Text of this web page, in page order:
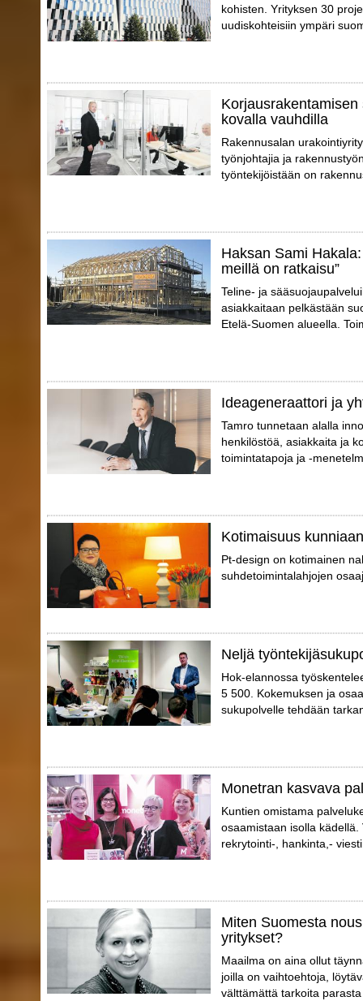
kohisten. Yrityksen 30
uudiskohteisiin ympäri
kovalla vauhdilla
Rakennusalan
työnjohtajia ja
työntekijöistään on
Haksan Sami
meillä on ratkaisu”
Teline- ja
asiakkaitaan pelkästään
Etelä-Suomen alueella.
Ideageneraattori ja
Tamro tunnetaan alalla
henkilöstöä, asiakkaita ja
toimintatapoja ja -
Kotimaisuus kunniaan
Pt-design on kotimainen
suhdetoimintalahjojen
Neljä
Hok-elannossa
5 500. Kokemuksen ja
sukupolvelle tehdään
Monetran kasvava
Kuntien omistama
osaamistaan isolla
rekrytointi-, hankinta,-
Miten Suomesta
yritykset?
Maailma on aina ollut
joilla on vaihtoehtoja,
välttämättä tarkoita